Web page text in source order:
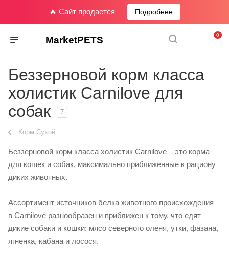
🔥 Сайт продается Подробнее
MarketPETS 0
Беззерновой корм класса
холистик Сarnilove для
собак
7
Корм Сухой
Беззерновой корм класса холистик Сarnilove – это корма
для кошек и собак, максимально приближенные к рациону
диких животных.
Ассортимент источников белка животного происхождения
в Carnilove разнообразен и приближен к тому, что едят
дикие собаки и кошки: мясо северного оленя, утки, фазана,
ягненка, кабана и лосося.